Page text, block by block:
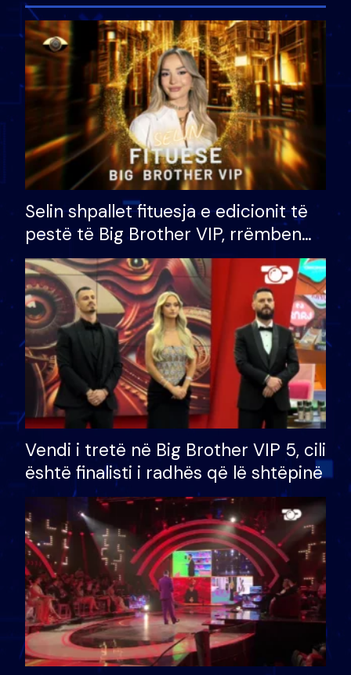
Selin shpallet fituesja e edicionit të
pestë të Big Brother VIP, rrëmben
çmimin e madh prej 100 mijë eurosh
Vendi i tretë në Big Brother VIP 5, cili
është finalisti i radhës që lë shtëpinë